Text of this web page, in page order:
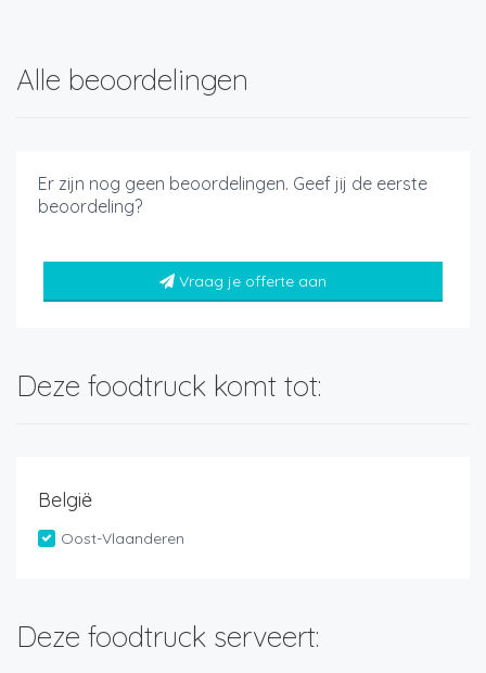
Alle beoordelingen
Er zijn nog geen beoordelingen. Geef jij de eerste
beoordeling?
Vraag je offerte aan
Deze foodtruck komt tot:
België
Oost-Vlaanderen
Deze foodtruck serveert: